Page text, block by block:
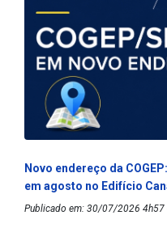
Novo endereço da
em agosto no Edifício
Publicado em: 30/07/2026 4h57